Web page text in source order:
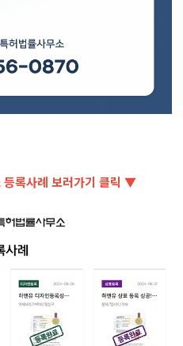
록사례 보러가기 클릭 ▼